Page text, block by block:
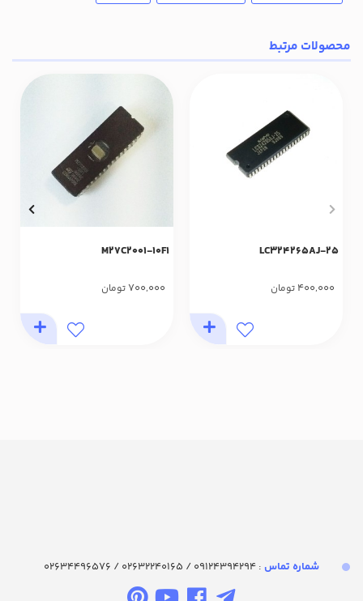
محصولات مرتبط
LC324265AJ-25
400,000 تومان
M27C2001-10F1
700,000تومان
شماره تماس‌ : 09124394294 / 02632240165 / 02634496576